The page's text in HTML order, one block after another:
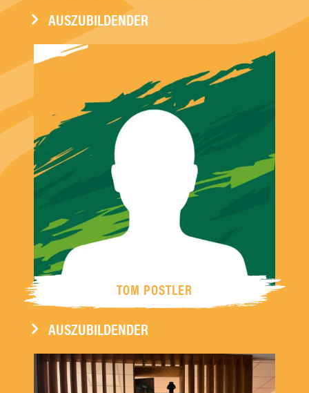
AUSZUBILDENDER
TOM POSTLER
AUSZUBILDENDER